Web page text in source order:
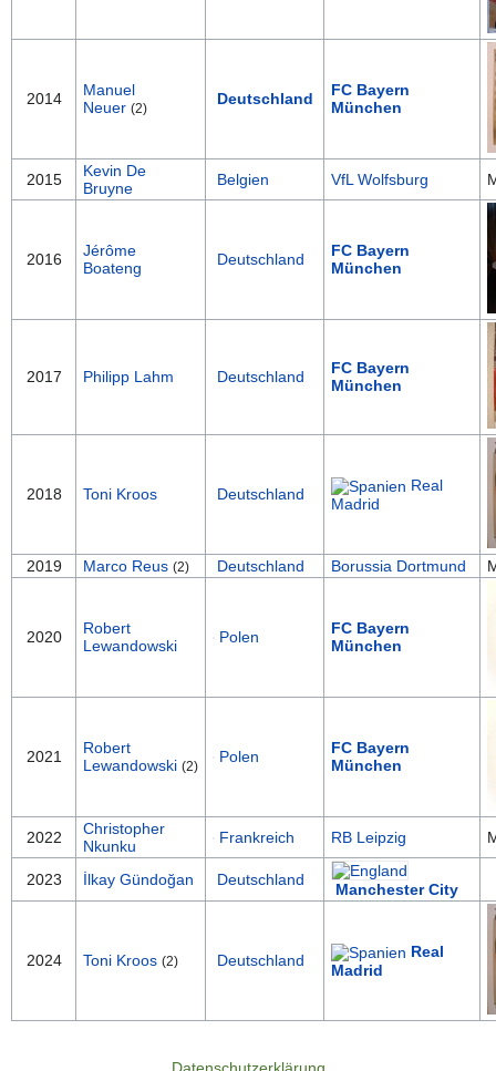
2014
Manuel
Neuer (2)
Deutschland
FC Bayern
München
2015
Kevin De
Bruyne
Belgien VfL Wolfsburg
2016
Jérôme
Boateng
Deutschland
FC Bayern
München
2017 Philipp Lahm Deutschland
FC Bayern
München
2018 Toni Kroos Deutschland
Real
Madrid
2019 Marco Reus (2) Deutschland Borussia Dortmund
2020
Robert
Lewandowski
Polen
FC Bayern
München
2021
Robert
Lewandowski (2)
Polen
FC Bayern
München
2022
Christopher
Nkunku
Frankreich RB Leipzig
2023 İlkay Gündoğan Deutschland
Manchester City
2024 Toni Kroos (2) Deutschland
Real
Madrid